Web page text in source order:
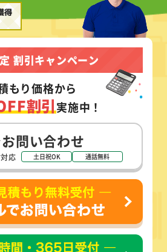
得
割引キャンペーン
もり価格から
割引実施中！
問い合わせ
応 土日祝OK 通話無料